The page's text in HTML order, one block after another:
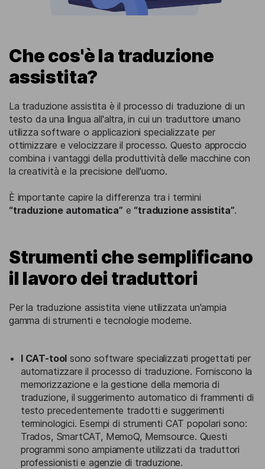
Che cos'è la traduzione
assistita?
La traduzione assistita è il processo di traduzione di un
testo da una lingua all'altra, in cui un traduttore umano
utilizza software o applicazioni specializzate per
ottimizzare e velocizzare il processo. Questo approccio
combina i vantaggi della produttività delle macchine con
la creatività e la precisione dell'uomo.
È importante capire la differenza tra i termini
“traduzione automatica” e “traduzione assistita”.
Strumenti che semplificano
il lavoro dei traduttori
Per la traduzione assistita viene utilizzata un'ampia
gamma di strumenti e tecnologie moderne.
I CAT-tool sono software specializzati progettati per
automatizzare il processo di traduzione. Forniscono la
memorizzazione e la gestione della memoria di
traduzione, il suggerimento automatico di frammenti di
testo precedentemente tradotti e suggerimenti
terminologici. Esempi di strumenti CAT popolari sono:
Trados, SmartCAT, MemoQ, Memsource. Questi
programmi sono ampiamente utilizzati da traduttori
professionisti e agenzie di traduzione.